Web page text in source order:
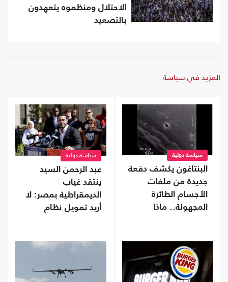
الاحتلال ومنظموه يتعهدون
بالتصعيد
المزيد في سياسة
سياسة دولية
البنتاغون يكشف دفعة
جديدة من ملفات
الأجسام الطائرة
المجهولة.. ماذا
سياسة دولية
عبد الرحمن السيد
ينتقد غياب
الديمقراطية بمصر: لا
أريد تمويل نظام